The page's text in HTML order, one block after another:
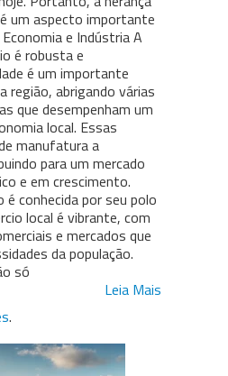
um aspecto importante
e Indústria A
é robusta e
é um importante
região, abrigando várias
que desempenham um
local. Essas
manufatura a
para um mercado
e em crescimento.
conhecida por seu polo
local é vibrante, com
e mercados que
da população.
só
Leia Mais
.